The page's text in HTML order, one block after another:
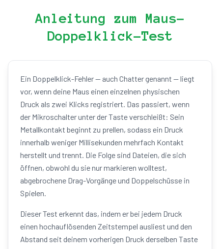
Anleitung zum Maus-
Doppelklick-Test
Ein Doppelklick-Fehler — auch Chatter genannt — liegt
vor, wenn deine Maus einen einzelnen physischen
Druck als zwei Klicks registriert. Das passiert, wenn
der Mikroschalter unter der Taste verschleißt: Sein
Metallkontakt beginnt zu prellen, sodass ein Druck
innerhalb weniger Millisekunden mehrfach Kontakt
herstellt und trennt. Die Folge sind Dateien, die sich
öffnen, obwohl du sie nur markieren wolltest,
abgebrochene Drag-Vorgänge und Doppelschüsse in
Spielen.
Dieser Test erkennt das, indem er bei jedem Druck
einen hochauflösenden Zeitstempel ausliest und den
Abstand seit deinem vorherigen Druck derselben Taste